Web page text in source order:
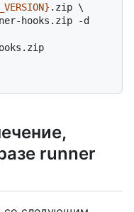
.zip \
runner